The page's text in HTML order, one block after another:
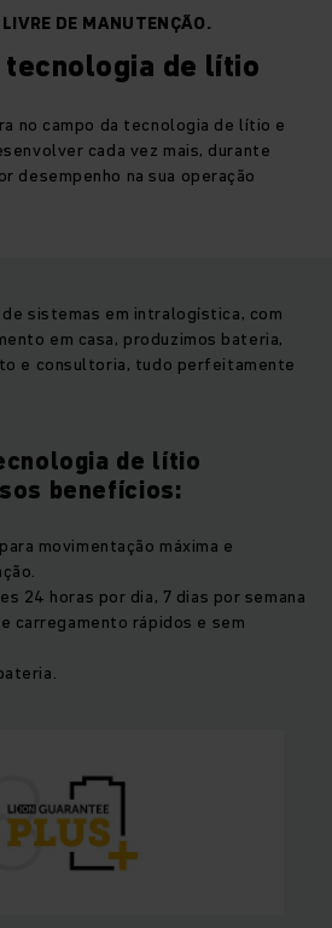
DE MANUTENÇÃO.
tecnologia de lítio
no campo da tecnologia de lítio e
cada vez mais, durante
desempenho na sua operação
sistemas em intralogística, com
em casa, produzimos bateria,
e consultoria, tudo perfeitamente
de lítio
benefícios:
movimentação máxima e
24 horas por dia, 7 dias por semana
carregamento rápidos e sem